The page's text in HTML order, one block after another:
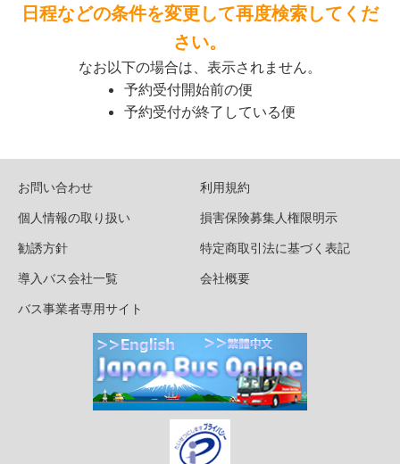
日程などの条件を変更して再度検索してくだ
さい。
なお以下の場合は、表示されません。
予約受付開始前の便
予約受付が終了している便
お問い合わせ
利用規約
個人情報の取り扱い
損害保険募集人権限明示
勧誘方針
特定商取引法に基づく表記
導入バス会社一覧
会社概要
バス事業者専用サイト